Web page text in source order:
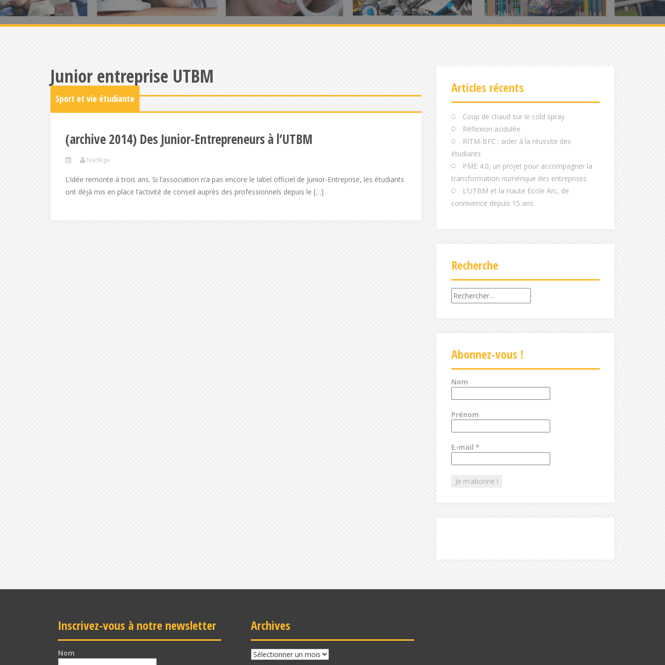
Junior entreprise UTBM
Sport et vie étudiante
(archive 2014) Des Junior-Entrepreneurs à l’UTBM
Nadège
L’idée remonte à trois ans. Si l’association n’a pas encore le label officiel de Junior-Entreprise, les étudiants
ont déjà mis en place l’activité de conseil auprès des professionnels depuis le […]
Articles récents
Coup de chaud sur le cold spray
Réflexion acidulée
RITM-BFC : aider à la réussite des
étudiants
PME 4.0, un projet pour accompagner la
transformation numérique des entreprises
L’UTBM et la Haute Ecole Arc, de
connivence depuis 15 ans
Recherche
Rechercher :
Abonnez-vous !
Nom
Prénom
E-mail *
Inscrivez-vous à notre newsletter
Nom
Archives
Archives